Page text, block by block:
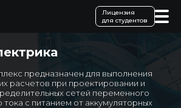
Лицензия
для студентов
предназначен для выполнения
расчетов при проектировании и
сетей переменного
тока с питанием от аккумуляторных